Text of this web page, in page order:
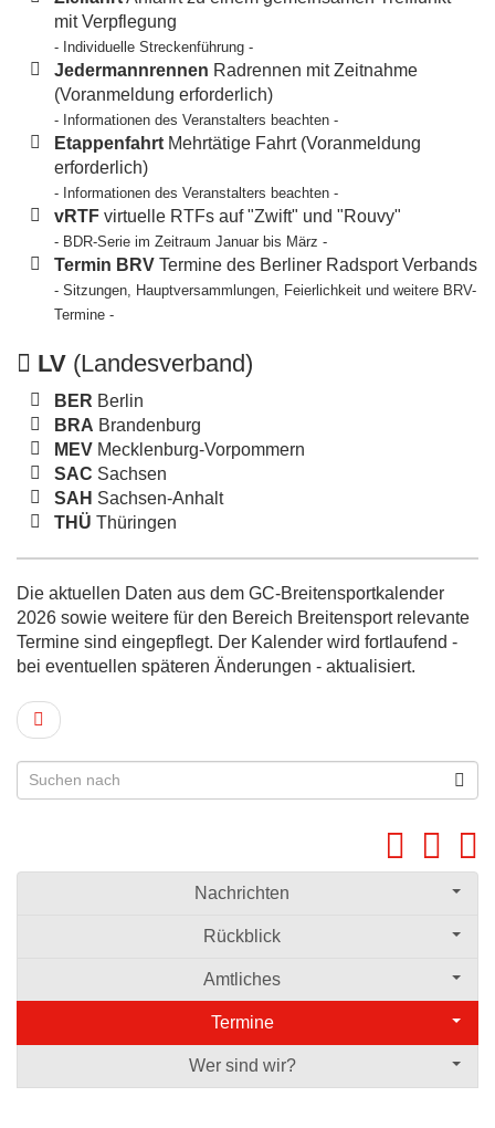
mit Verpflegung
- Individuelle Streckenführung -
Jedermannrennen Radrennen mit Zeitnahme
(Voranmeldung erforderlich)
- Informationen des Veranstalters beachten -
Etappenfahrt Mehrtätige Fahrt (Voranmeldung
erforderlich)
- Informationen des Veranstalters beachten -
vRTF virtuelle RTFs auf "Zwift" und "Rouvy"
- BDR-Serie im Zeitraum Januar bis März -
Termin BRV Termine des Berliner Radsport Verbands
- Sitzungen, Hauptversammlungen, Feierlichkeit und weitere BRV-
Termine -
LV (Landesverband)
BER Berlin
BRA Brandenburg
MEV Mecklenburg-Vorpommern
SAC Sachsen
SAH Sachsen-Anhalt
THÜ Thüringen
Die aktuellen Daten aus dem GC-Breitensportkalender
2026 sowie weitere für den Bereich Breitensport relevante
Termine sind eingepflegt. Der Kalender wird fortlaufend -
bei eventuellen späteren Änderungen - aktualisiert.
Nachrichten
Rückblick
Amtliches
Termine
Wer sind wir?